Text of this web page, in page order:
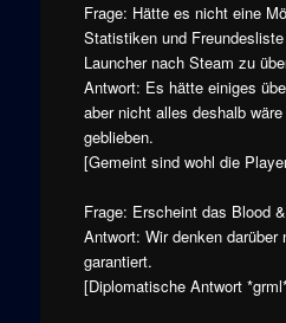
Frage: Hätte es nicht eine
Statistiken und
Launcher nach Steam zu
Antwort: Es hätte einiges
aber nicht alles deshalb
geblieben.
[Gemeint sind wohl die
Frage: Erscheint das Blood
Antwort: Wir denken
garantiert.
[Diplomatische Antwort